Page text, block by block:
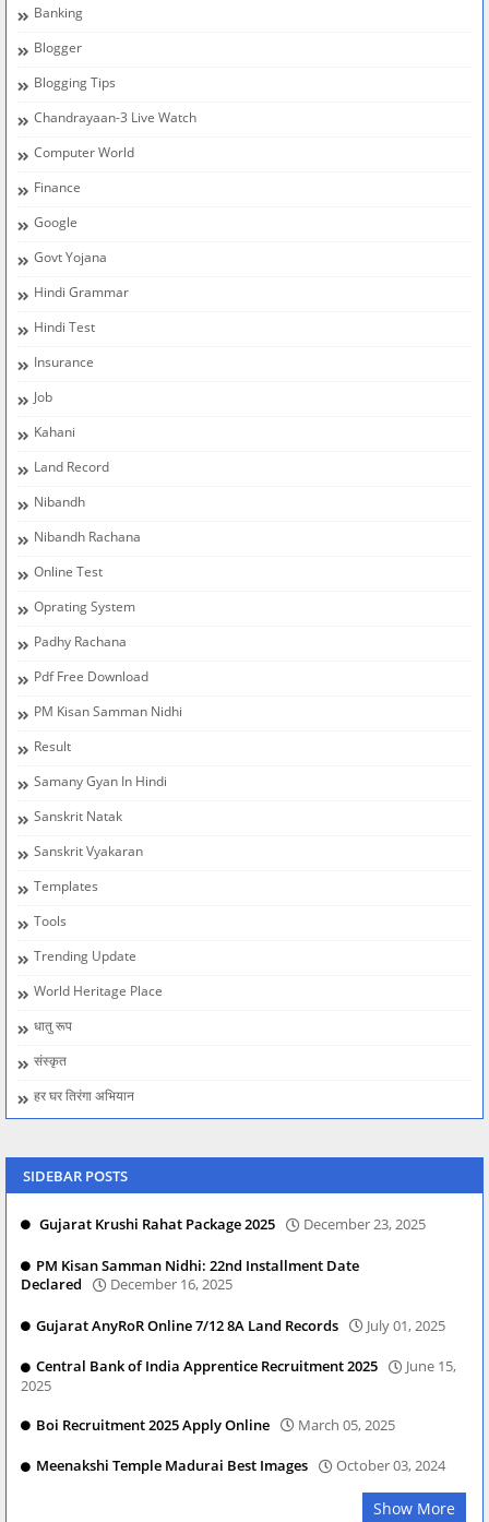
Banking
Blogger
Blogging Tips
Chandrayaan-3 Live Watch
Computer World
Finance
Google
Govt Yojana
Hindi Grammar
Hindi Test
Insurance
Job
Kahani
Land Record
Nibandh
Nibandh Rachana
Online Test
Oprating System
Padhy Rachana
Pdf Free Download
PM Kisan Samman Nidhi
Result
Samany Gyan In Hindi
Sanskrit Natak
Sanskrit Vyakaran
Templates
Tools
Trending Update
World Heritage Place
धातु रूप
संस्कृत
हर घर तिरंगा अभियान
SIDEBAR POSTS
Gujarat Krushi Rahat Package 2025 December 23, 2025
PM Kisan Samman Nidhi: 22nd Installment Date
Declared
December 16, 2025
Gujarat AnyRoR Online 7/12 8A Land Records July 01, 2025
Central Bank of India Apprentice Recruitment 2025
June 15,
2025
Boi Recruitment 2025 Apply Online
March 05, 2025
Meenakshi Temple Madurai Best Images October 03, 2024
Show More